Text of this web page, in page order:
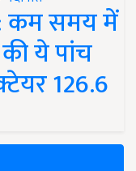
कम समय में
ये पांच
126.6